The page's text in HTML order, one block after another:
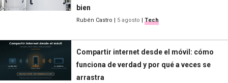
bien
Rubén Castro 5 agosto Tech
Compartir internet desde el móvil: cómo
funciona de verdad y por qué a veces se
arrastra